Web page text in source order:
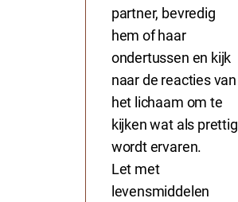
partner, bevredig
hem of haar
ondertussen en kijk
naar de reacties van
het lichaam om te
kijken wat als prettig
wordt ervaren.
Let met
levensmiddelen